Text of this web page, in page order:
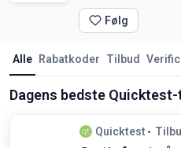
Følg
Alle Rabatkoder Tilbud
Dagens bedste
Quicktest